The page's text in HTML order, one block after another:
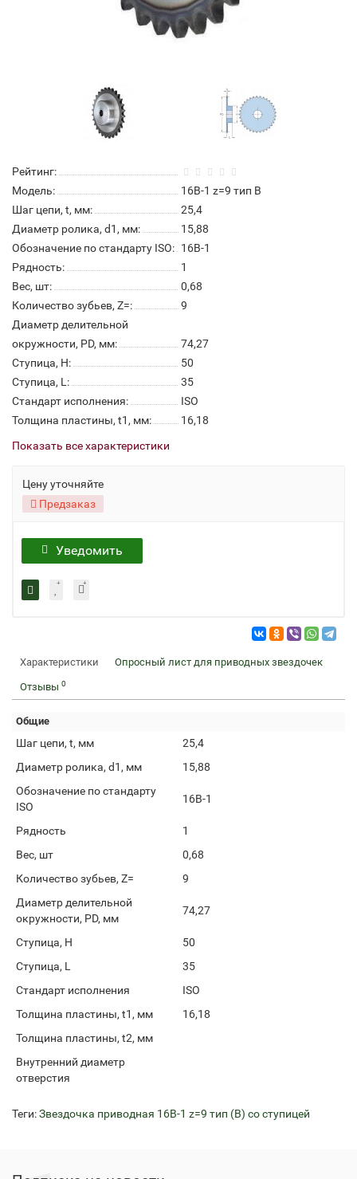
Рейтинг:
Модель:
16B-1 z=9 тип В
Шаг цепи, t, мм:
25,4
Диаметр ролика, d1, мм:
15,88
Обозначение по стандарту ISO: 16B-1
Рядность:
1
Вес, шт:
0,68
Количество зубьев, Z=:
9
Диаметр делительной
окружности, PD, мм:
74,27
Ступица, H:
50
Ступица, L:
35
Стандарт исполнения:
ISO
Толщина пластины, t1, мм:
16,18
Показать все характеристики
Цену уточняйте
Предзаказ
Уведомить
Характеристики Опросный лист для приводных звездочек
Отзывы 0
Общие
Шаг цепи, t, мм
25,4
Диаметр ролика, d1, мм
15,88
Обозначение по стандарту
ISO
16B-1
Рядность
1
Вес, шт
0,68
Количество зубьев, Z=
9
Диаметр делительной
окружности, PD, мм
74,27
Ступица, H
50
Ступица, L
35
Стандарт исполнения
ISO
Толщина пластины, t1, мм
16,18
Толщина пластины, t2, мм
Внутренний диаметр
отверстия
Теги:Звездочка приводная 16B-1 z=9 тип (В) со ступицей